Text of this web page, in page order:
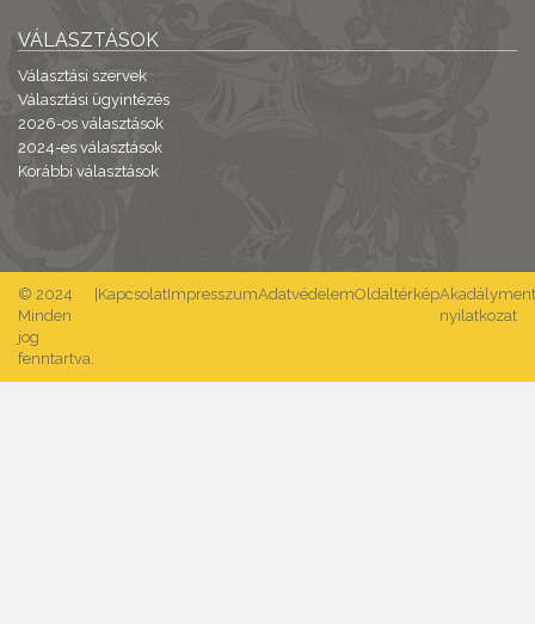
VÁLASZTÁSOK
Választási szervek
Választási ügyintézés
2026-os választások
2024-es választások
Korábbi választások
© 2024
Minden
jog
fenntartva.
KapcsolatImpresszumAdatvédelemOldaltérkép
nyilatkozat